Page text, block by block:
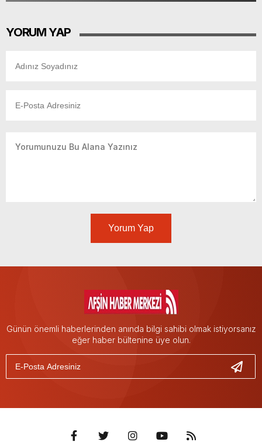
YORUM YAP
Yorum Yap
Günün önemli haberlerinden anında bilgi sahibi olmak istiyorsanız
eğer haber bültenine üye olun.